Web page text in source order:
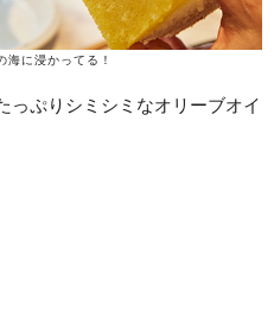
海に浸かってる！
っぷりシミシミなオリーブオイ